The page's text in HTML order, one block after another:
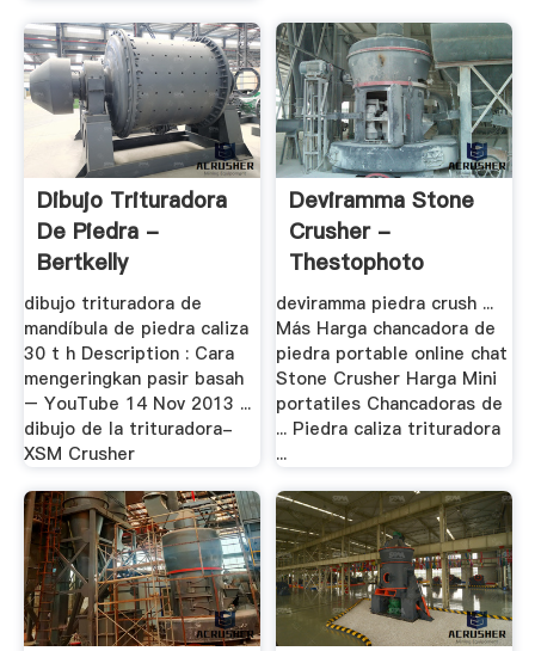
Dibujo Trituradora
De Piedra -
Bertkelly
dibujo trituradora de
mandíbula de piedra caliza
30 t h Description : Cara
mengeringkan pasir basah
– YouTube 14 Nov 2013 ...
dibujo de la trituradora-
XSM Crusher
Deviramma Stone
Crusher -
Thestophoto
deviramma piedra crush ...
Más Harga chancadora de
piedra portable online chat
Stone Crusher Harga Mini
portatiles Chancadoras de
... Piedra caliza trituradora
...